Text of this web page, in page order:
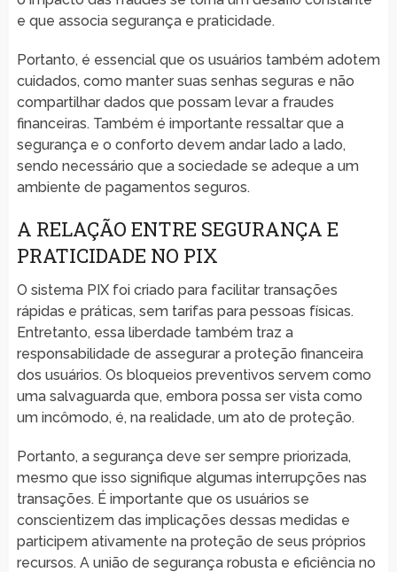
e que associa segurança e praticidade.
Portanto, é essencial que os usuários também adotem
cuidados, como manter suas senhas seguras e não
compartilhar dados que possam levar a fraudes
financeiras. Também é importante ressaltar que a
segurança e o conforto devem andar lado a lado,
sendo necessário que a sociedade se adeque a um
ambiente de pagamentos seguros.
A RELAÇÃO ENTRE SEGURANÇA E
PRATICIDADE NO PIX
O sistema PIX foi criado para facilitar transações
rápidas e práticas, sem tarifas para pessoas físicas.
Entretanto, essa liberdade também traz a
responsabilidade de assegurar a proteção financeira
dos usuários. Os bloqueios preventivos servem como
uma salvaguarda que, embora possa ser vista como
um incômodo, é, na realidade, um ato de proteção.
Portanto, a segurança deve ser sempre priorizada,
mesmo que isso signifique algumas interrupções nas
transações. É importante que os usuários se
conscientizem das implicações dessas medidas e
participem ativamente na proteção de seus próprios
recursos. A união de segurança robusta e eficiência no